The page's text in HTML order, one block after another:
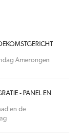
Amerongen
- PANEL EN
en de